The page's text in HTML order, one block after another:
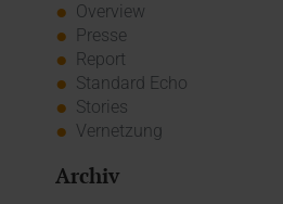
Overview
Presse
Report
Standard Echo
Stories
Vernetzung
Archiv